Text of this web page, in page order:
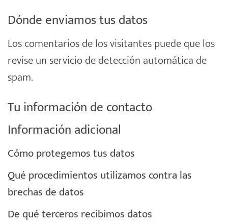
Dónde enviamos tus datos
Los comentarios de los visitantes puede que los
revise un servicio de detección automática de
spam.
Tu información de contacto
Información adicional
Cómo protegemos tus datos
Qué procedimientos utilizamos contra las
brechas de datos
De qué terceros recibimos datos